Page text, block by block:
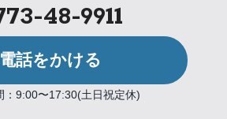
48-9911
電話をかける
：9:00〜17:30(土日祝定休)